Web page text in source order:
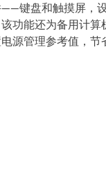
键盘和触摸屏，
功能还为备用计算
源管理参考值，节